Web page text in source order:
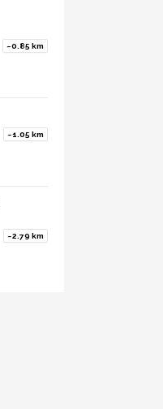
~0.85 km
~1.05 km
~2.79 km